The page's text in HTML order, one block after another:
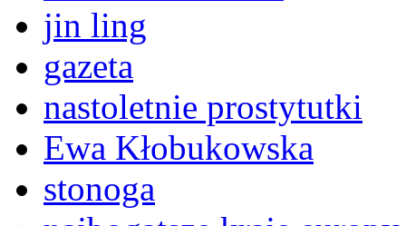
jin ling
gazeta
nastoletnie prostytutki
Ewa Kłobukowska
stonoga